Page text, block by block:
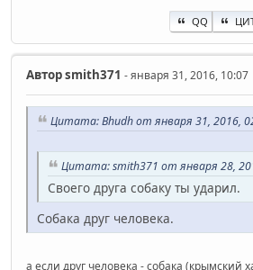
QQ
Авторsmith371 - января 31, 2016, 10:07
Цитата: Bhudh от января 31, 2016,
Цитата: smith371 от января 28,
Своего друга собаку ты ударил.
Собака друг человека.
а если друг человека - собака (крымский